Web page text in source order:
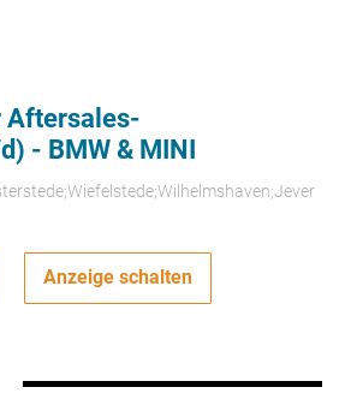
Aftersales-
- BMW & MINI
Anzeige schalten